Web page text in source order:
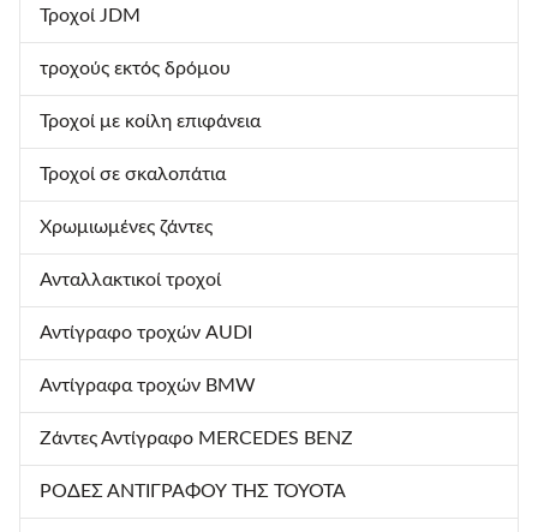
Τροχοί JDM
τροχούς εκτός δρόμου
Τροχοί με κοίλη επιφάνεια
Τροχοί σε σκαλοπάτια
Χρωμιωμένες ζάντες
Ανταλλακτικοί τροχοί
Αντίγραφο τροχών AUDI
Αντίγραφα τροχών BMW
Ζάντες Αντίγραφο MERCEDES BENZ
ΡΟΔΕΣ ΑΝΤΙΓΡΑΦΟΥ ΤΗΣ TOYOTA